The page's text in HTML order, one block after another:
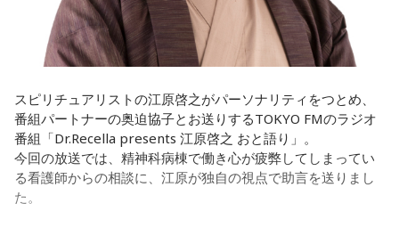
海：アニメでは、マンガ大好きな女の子が、同人誌とかを売
るようなイベントに行って「自分でも描けるんだ！」と思っ
て、そこから自分で描き始めるんですけど、それが私自身の
「あ、自分もバンドできるんだ」みたいな、そういうときの
ワクワク感のようなものが、いろんな不安や葛藤を飛び越え
ちゃうみたいな、そういうバイタリティのある曲だなと思い
ます。歌詞は自分と向き合っている部分も結構あるんですけ
ど、音像がかなり爽やかなので、そういうものを飛び越えて
ほのか：私も今回初めて関わらせてもらったんですけど、今
まで作ってきたライブでやる曲やバンドでやる曲の作り方と
は全然違って……ドラマの映像にいかに没頭させるかが重要と
いうか。リーガルリリーでは、音楽を聴いてほしくて作って
いるんですけれど、ドラマの音楽は、映像を観てもらわない
といけないので、逆に聴いてもらったらダメなんですよ。だ
から、音楽を通して真逆な作り方を体験できて、めちゃめち
ゃ面白かったです。
スピリチュアリストの江原啓之がパーソナリティをつとめ、
番組パートナーの奥迫協子とお送りするTOKYO FMのラジオ
番組「Dr.Recella presents 江原啓之 おと語り」。
今回の放送では、精神科病棟で働き心が疲弊してしまってい
る看護師からの相談に、江原が独自の視点で助言を送りまし
た。